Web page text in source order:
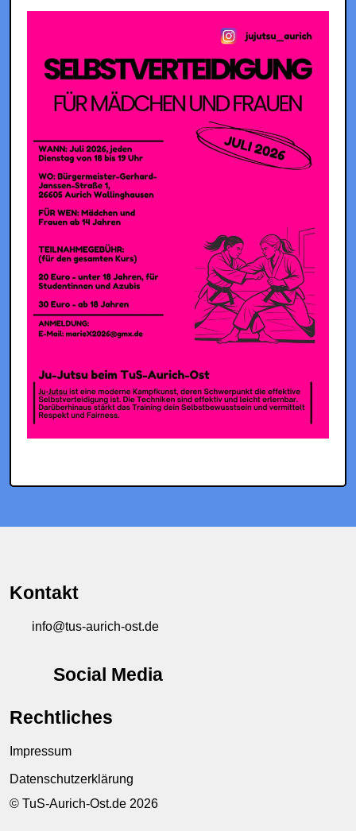
Kontakt
info@tus-aurich-ost.de
Social Media
Rechtliches
Impressum
Datenschutzerklärung
© TuS-Aurich-Ost.de 2026